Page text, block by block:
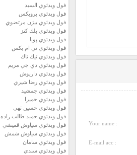
Your name :
E-mail acc :
فول ويدئوي السيد
فول ويدئوي بروبكس
فول ويدئوي بيژن مرتضوي
فول ويدئوي بلك كتز
فول ويدئوي پويا
فول ويدئوي تي ام بكس
فول ويدئوي تيك تاك
فول ويدئوي دي جي مريم
فول ويدئوي داريوش
فول ويدئوي رضا شيري
فول ويدئوي جمشيد
فول ويدئوي حميرا
فول ويدئوي حسين تهي
فول ويدئوي حميد طالب زاده
فول ويدئوي سياوش قميشي
فول ويدئوي سياوش شمش
فول ويدئوي سامان
فول ويدئوي سندي